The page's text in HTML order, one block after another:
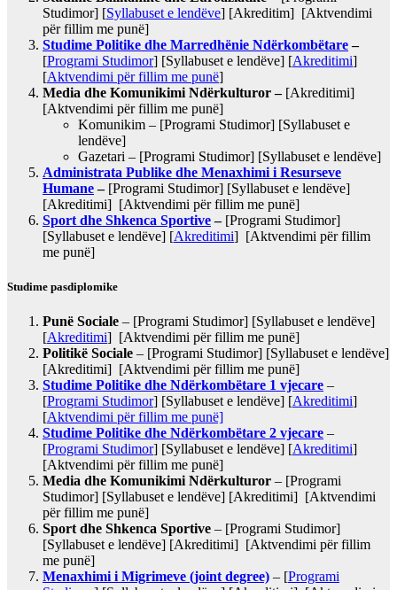
Studimor] [Syllabuset e lendëve] [Akreditim] [Aktvendimi
për fillim me punë]
Studime Politike dhe Marredhënie Ndërkombëtare–
[Programi Studimor] [Syllabuset e lendëve] [Akreditimi]
[Aktvendimi për fillim me punë]
Media dhe Komunikimi Ndërkulturor – [Akreditimi]
[Aktvendimi për fillim me punë]
Komunikim – [Programi Studimor] [Syllabuset e
lendëve]
Gazetari – [Programi Studimor] [Syllabuset e lendëve]
Administrata Publike dhe Menaxhimi i Resurseve
Humane–[Programi Studimor] [Syllabuset e lendëve]
[Akreditimi] [Aktvendimi për fillim me punë]
Sport dhe Shkenca Sportive– [Programi Studimor]
[Syllabuset e lendëve] [Akreditimi] [Aktvendimi për fillim
me punë]
Studime pasdiplomike
Punё Sociale – [Programi Studimor] [Syllabuset e lendëve]
[Akreditimi] [Aktvendimi për fillim me punë]
Politikё Sociale – [Programi Studimor] [Syllabuset e lendëve]
[Akreditimi] [Aktvendimi për fillim me punë]
Studime Politike dhe Ndërkombëtare 1 vjecare –
[Programi Studimor] [Syllabuset e lendëve] [Akreditimi]
[Aktvendimi për fillim me punë]
Studime Politike dhe Ndërkombëtare 2 vjecare –
[Programi Studimor] [Syllabuset e lendëve] [Akreditimi]
[Aktvendimi për fillim me punë]
Media dhe Komunikimi Ndërkulturor – [Programi
Studimor] [Syllabuset e lendëve] [Akreditimi] [Aktvendimi
për fillim me punë]
Sport dhe Shkenca Sportive – [Programi Studimor]
[Syllabuset e lendëve] [Akreditimi] [Aktvendimi për fillim
me punë]
Menaxhimi i Migrimeve (joint degree) – [Programi